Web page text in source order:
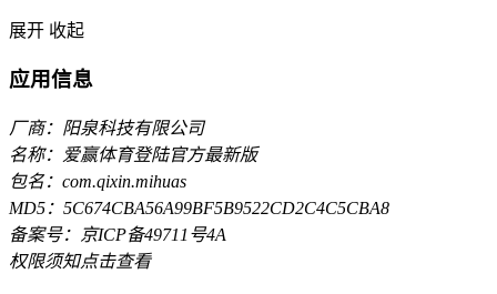
展开 收起
应用信息
厂商：阳泉科技有限公司
名称：爱赢体育登陆官方最新版
包名：com.qixin.mihuas
MD5：5C674CBA56A99BF5B9522CD2C4C5CBA8
备案号：京ICP备49711号4A
权限须知点击查看